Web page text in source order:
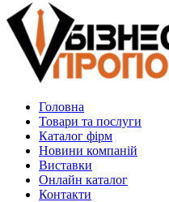
Головна
Товари та послуги
Каталог фірм
Новини компаній
Виставки
Онлайн каталог
Контакти